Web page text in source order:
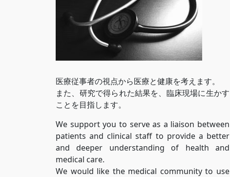
医療従事者の視点から医療と健康を考えます。
また、研究で得られた結果を、臨床現場に生かす
ことを目指します。
We support you to serve as a liaison between
patients and clinical staff to provide a better
and deeper understanding of health and
medical care.
We would like the medical community to use